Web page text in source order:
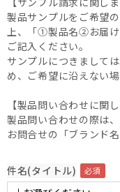
製品サンプルをご希望
上、「①製品名②お届
ご記入ください。
サンプルにつきまして
め、ご希望に沿えない
【製品問い合わせに関し
製品問い合わせの際は
お問合せの「ブランド
件名(タイトル)